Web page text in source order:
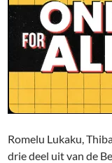
Romelu Lukaku,
drie deel uit van de